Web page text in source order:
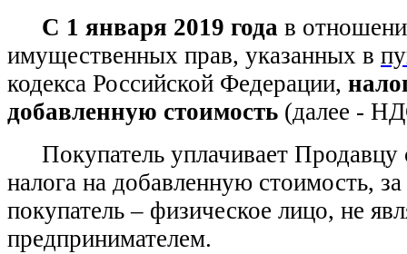
С 1 января 2019 года в
имущественных прав, указанных в
кодекса Российской Федерации,
добавленную стоимость (далее -
Покупатель уплачивает
налога на добавленную стоимость,
покупатель – физическое лицо, не
предпринимателем.